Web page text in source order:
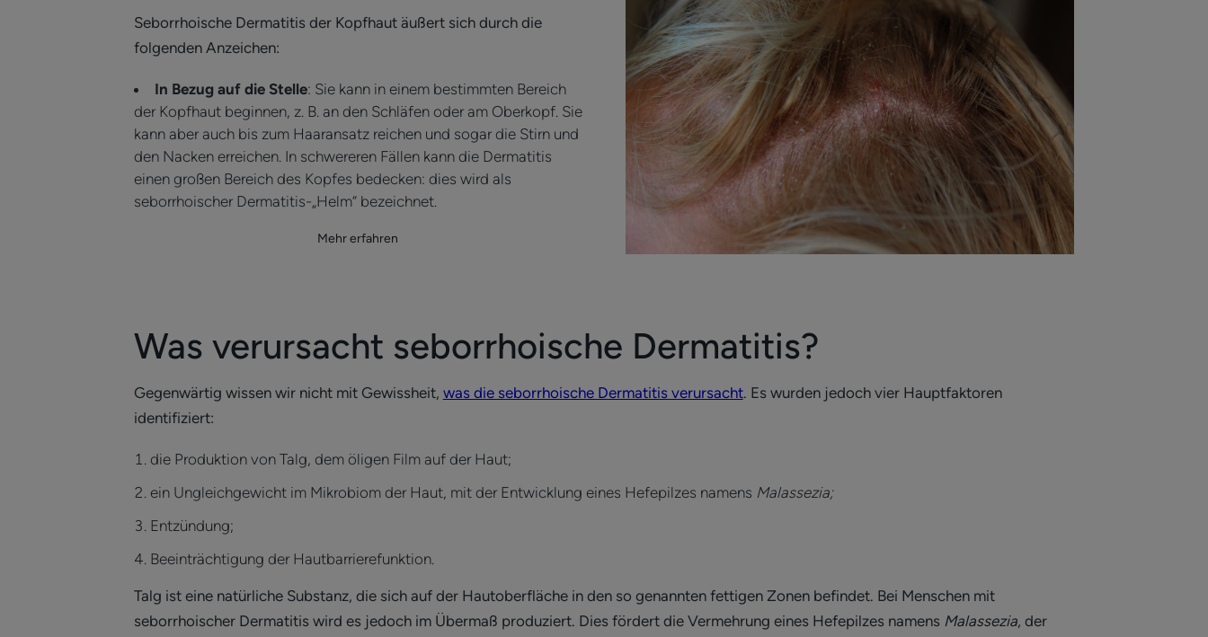
Seborrhoische Dermatitis der Kopfhaut äußert sich durch die
folgenden Anzeichen:
In Bezug auf die Stelle: Sie kann in einem bestimmten Bereich
der Kopfhaut beginnen, z. B. an den Schläfen oder am Oberkopf. Sie
kann aber auch bis zum Haaransatz reichen und sogar die Stirn und
den Nacken erreichen. In schwereren Fällen kann die Dermatitis
einen großen Bereich des Kopfes bedecken: dies wird als
seborrhoischer Dermatitis-„Helm“ bezeichnet.
Mehr erfahren
Was verursacht seborrhoische Dermatitis?
Gegenwärtig wissen wir nicht mit Gewissheit, was die seborrhoische Dermatitis verursacht. Es wurden jedoch vier Hauptfaktoren
identifiziert:
die Produktion von Talg, dem öligen Film auf der Haut;
ein Ungleichgewicht im Mikrobiom der Haut, mit der Entwicklung eines Hefepilzes namens Malassezia;
Entzündung;
Beeinträchtigung der Hautbarrierefunktion.
Talg ist eine natürliche Substanz, die sich auf der Hautoberfläche in den so genannten fettigen Zonen befindet. Bei Menschen mit
seborrhoischer Dermatitis wird es jedoch im Übermaß produziert. Dies fördert die Vermehrung eines Hefepilzes namens Malassezia, der